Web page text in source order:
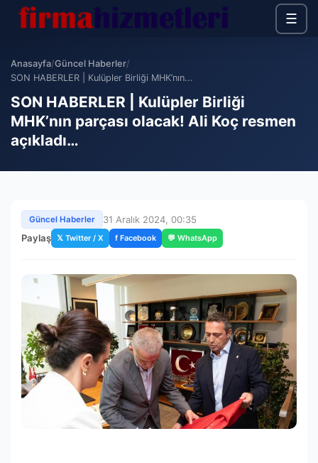
☰
Anasayfa/Güncel Haberler/
SON HABERLER | Kulüpler Birliği MHK’nın...
SON HABERLER | Kulüpler Birliği
MHK’nın parçası olacak! Ali Koç resmen
açıkladı…
Güncel Haberler
31 Aralık 2024, 00:35
Paylaş 𝕏 Twitter / X f Facebook 💬 WhatsApp